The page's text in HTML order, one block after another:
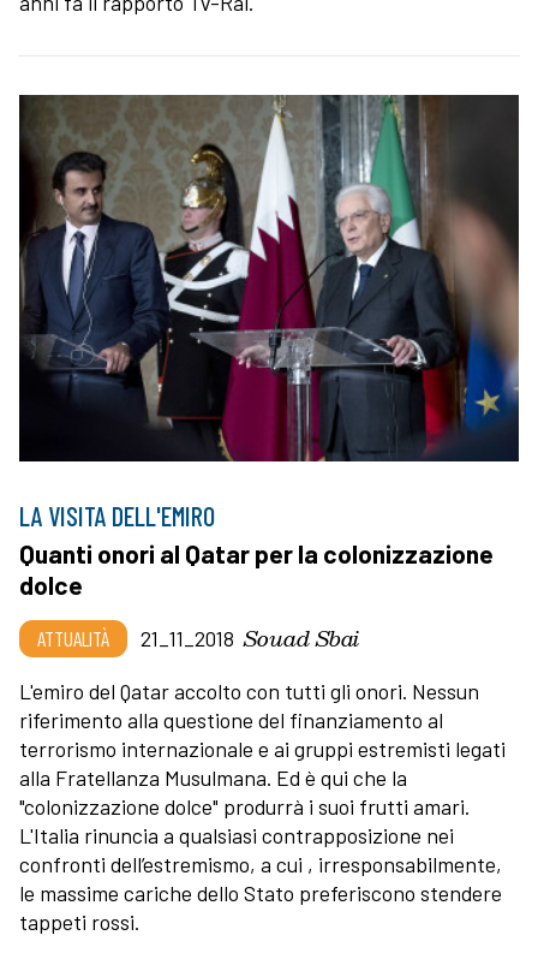
LA VISITA DELL'EMIRO
Quanti onori al Qatar per la colonizzazione
dolce
ATTUALITÀ 21_11_2018 Souad Sbai
L'emiro del Qatar accolto con tutti gli onori. Nessun
riferimento alla questione del finanziamento al
terrorismo internazionale e ai gruppi estremisti legati
alla Fratellanza Musulmana. Ed è qui che la
"colonizzazione dolce" produrrà i suoi frutti amari.
L'Italia rinuncia a qualsiasi contrapposizione nei
confronti dell’estremismo, a cui , irresponsabilmente,
le massime cariche dello Stato preferiscono stendere
tappeti rossi.